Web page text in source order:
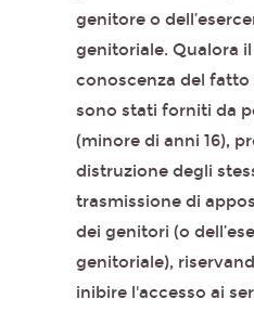
genitore o
genitoriale. Qualora
conoscenza del
sono stati forniti da
(minore di anni 16),
distruzione degli
trasmissione di
dei genitori (o
genitoriale),
inibire l'accesso ai